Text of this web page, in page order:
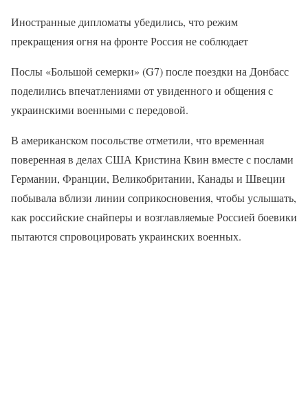
Иностранные дипломаты убедились, что режим
прекращения огня на фронте Россия не соблюдает
Послы «Большой семерки» (G7) после поездки на Донбасс
поделились впечатлениями от увиденного и общения с
украинскими военными с передовой.
В американском посольстве отметили, что временная
поверенная в делах США Кристина Квин вместе с послами
Германии, Франции, Великобритании, Канады и Швеции
побывала вблизи линии соприкосновения, чтобы услышать,
как российские снайперы и возглавляемые Россией боевики
пытаются спровоцировать украинских военных.